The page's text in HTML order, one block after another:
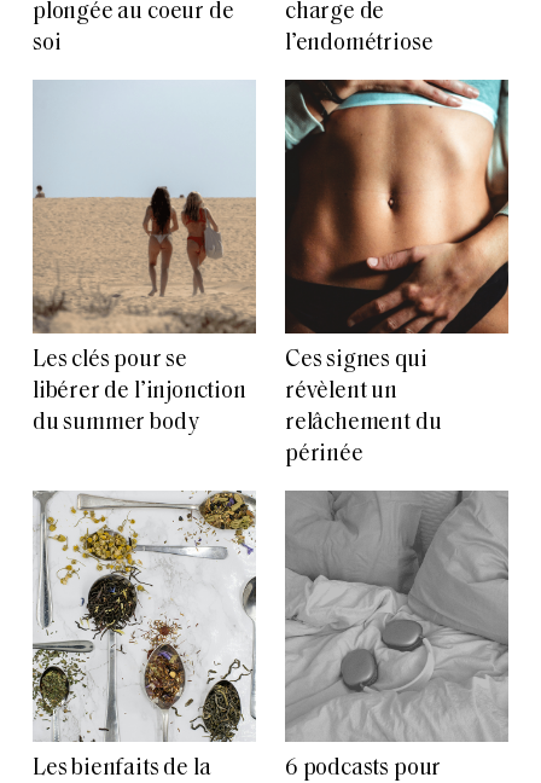
plongée au coeur de
soi
charge de
l’endométriose
Les clés pour se
libérer de l’injonction
du summer body
Ces signes qui
révèlent un
relâchement du
périnée
Les bienfaits de la
6 podcasts pour